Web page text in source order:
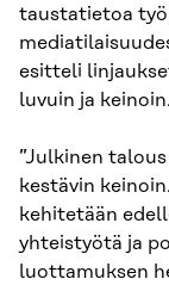
taustatietoa
esitteli
luvuin ja keinoin.
”Julkinen
kestävin
kehitetään
yhteistyötä ja
luottamuksen